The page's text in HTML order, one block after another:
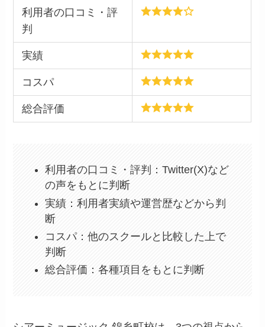
利用者の口コミ・評
判
実績
コスパ
総合評価
利用者の口コミ・評判：Twitter(X)など
の声をもとに判断
実績：利用者実績や運営歴などから判
断
コスパ：他のスクールと比較した上で
判断
総合評価：各種項目をもとに判断